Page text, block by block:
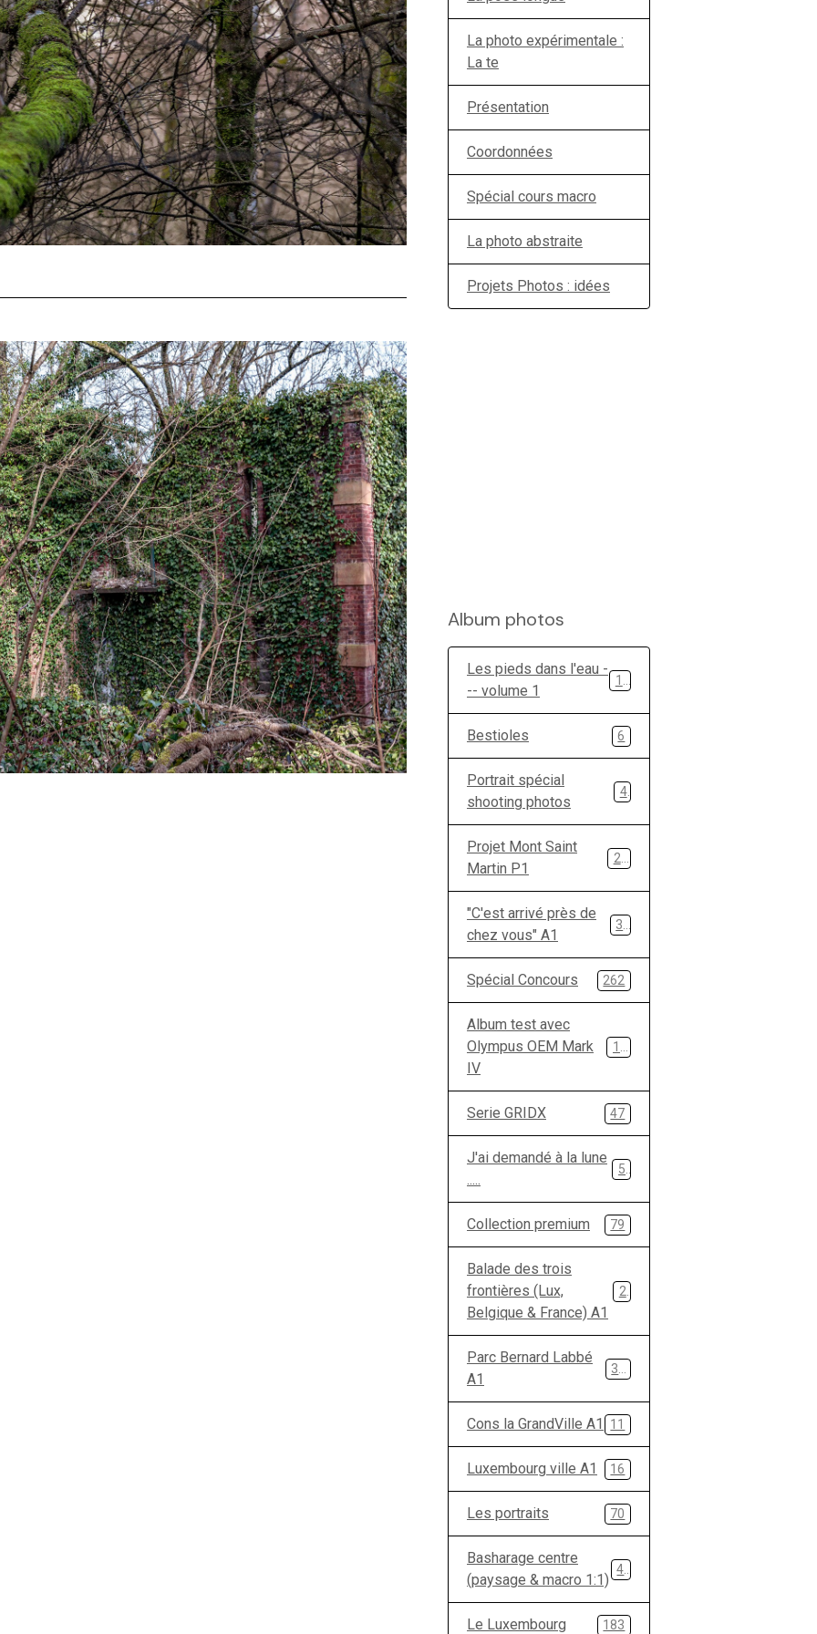
La photo expérimentale :
La te
Présentation
Coordonnées
Spécial cours macro
La photo abstraite
Projets Photos : idées
Album photos
Les pieds dans l'eau -
-- volume 1
Bestioles 6
Portrait spécial
shooting photos
4
Projet Mont Saint
Martin P1
"C'est arrivé près de
chez vous" A1
Spécial Concours 262
Album test avec
Olympus OEM Mark
IV
Serie GRIDX 47
J'ai demandé à la lune
.....
Collection premium 79
Balade des trois
frontières (Lux,
Belgique & France) A1
Parc Bernard Labbé
A1
Cons la GrandVille A1 11
Luxembourg ville A1 16
Les portraits 70
Basharage centre
(paysage & macro 1:1)
Le Luxembourg 183